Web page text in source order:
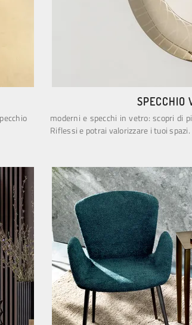
SPECCHIO
moderni e specchi in vetro: scopri di
Riflessi e potrai valorizzare i tuoi spazi.